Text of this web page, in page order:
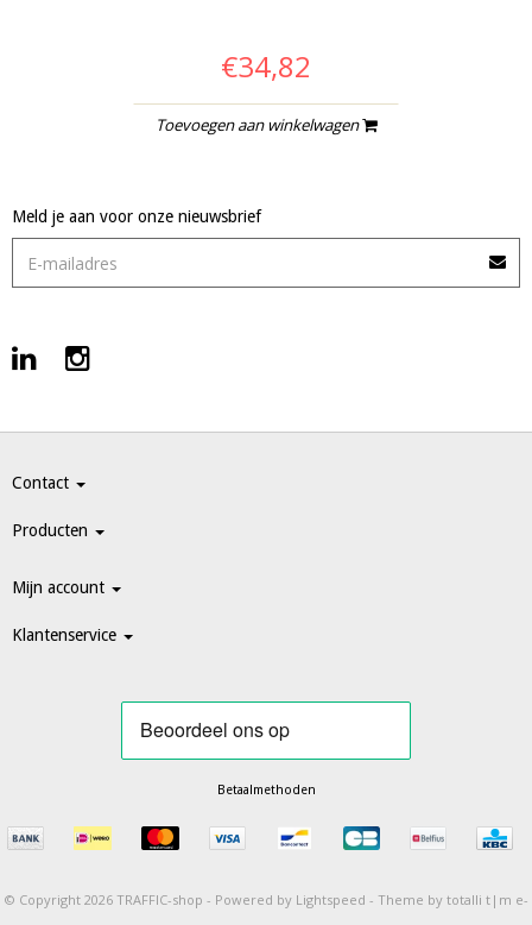
€34,82
Toevoegen aan winkelwagen
Meld je aan voor onze nieuwsbrief
Contact
Producten
Mijn account
Klantenservice
Betaalmethoden
© Copyright 2026 TRAFFIC-shop - Powered by Lightspeed - Theme by totalli t|m e-